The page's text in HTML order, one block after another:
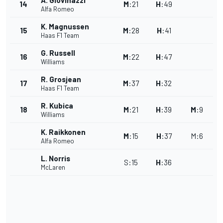
14
Alfa Romeo
M:21 H:49
15 K. Magnussen
Haas F1 Team
M:28 H:41
16 G. Russell
Williams
M:22 H:47
17 R. Grosjean
Haas F1 Team
M:37 H:32
18 R. Kubica
Williams
M:21 H:39 M:9
K. Raikkonen
Alfa Romeo
M:15 H:37 M:6
L. Norris
McLaren
S:15 H:36